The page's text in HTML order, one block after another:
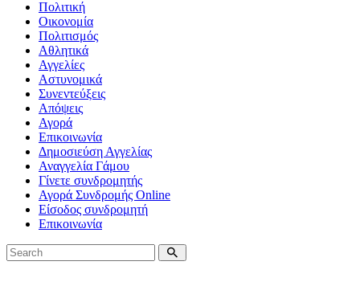
Πολιτική
Οικονομία
Πολιτισμός
Αθλητικά
Αγγελίες
Αστυνομικά
Συνεντεύξεις
Απόψεις
Αγορά
Επικοινωνία
Δημοσιεύση Αγγελίας
Αναγγελία Γάμου
Γίνετε συνδρομητής
Αγορά Συνδρομής Online
Είσοδος συνδρομητή
Επικοινωνία